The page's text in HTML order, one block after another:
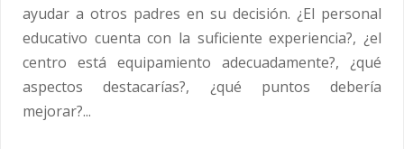
ayudar a otros padres en su decisión. ¿El personal
educativo cuenta con la suficiente experiencia?, ¿el
centro está equipamiento adecuadamente?, ¿qué
aspectos destacarías?, ¿qué puntos debería
mejorar?...